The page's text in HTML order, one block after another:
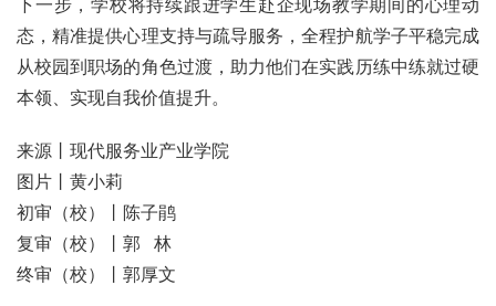
下一步，学校将持续跟进学生赴企现场教学期间的心理动
态，精准提供心理支持与疏导服务，全程护航学子平稳完成
从校园到职场的角色过渡，助力他们在实践历练中练就过硬
本领、实现自我价值提升。
来源丨现代服务业产业学院
图片丨黄小莉
初审（校）丨陈子鹃
复审（校）丨郭 林
终审（校）丨郭厚文